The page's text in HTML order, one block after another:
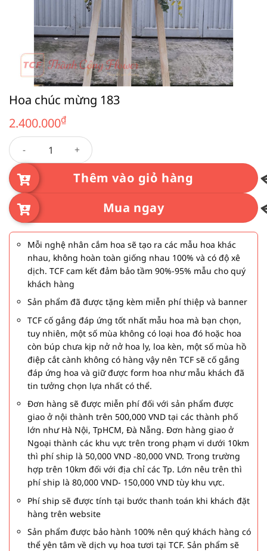
Hoa chúc mừng 183
2.400.000₫
Hoa chúc mừng 183 số lượng
Thêm vào giỏ hàng
Mua ngay
Mỗi nghệ nhân cắm hoa sẽ tạo ra các mẫu hoa khác
nhau, không hoàn toàn giống nhau 100% và có độ xê
dịch. TCF cam kết đảm bảo tầm 90%-95% mẫu cho quý
khách hàng
Sản phẩm đã được tặng kèm miễn phí thiệp và banner
TCF cố gắng đáp ứng tốt nhất mẫu hoa mà bạn chọn,
tuy nhiên, một số mùa không có loại hoa đó hoặc hoa
còn búp chưa kịp nở nở hoa ly, loa kèn, một số mùa hồ
điệp cắt cành không có hàng vậy nên TCF sẽ cố gắng
đáp ứng hoa và giữ được form hoa như mẫu khách đã
tin tưởng chọn lựa nhất có thể.
Đơn hàng sẽ được miễn phí đối với sản phẩm được
giao ở nội thành trên 500,000 VND tại các thành phố
lớn như Hà Nội, TpHCM, Đà Nẵng. Đơn hàng giao ở
Ngoại thành các khu vực trên trong phạm vi dưới 10km
thì phí ship là 50,000 VND -80,000 VND. Trong trường
hợp trên 10km đối với địa chỉ các Tp. Lớn nêu trên thì
phí ship là 80,000 VND- 150,000 VND tùy khu vực.
Phí ship sẽ được tính tại bước thanh toán khi khách đặt
hàng trên website
Sản phẩm được bảo hành 100% nên quý khách hàng có
thể yên tâm về dịch vụ hoa tươi tại TCF. Sản phẩm sẽ